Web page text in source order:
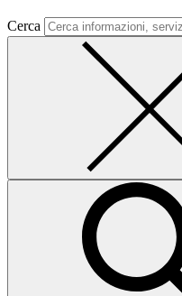
Cerca